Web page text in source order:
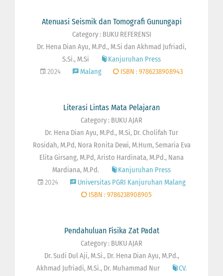
Atenuasi Seismik dan Tomografi Gunungapi
Category : BUKU REFERENSI
Dr. Hena Dian Ayu, M.Pd., M.Si dan Akhmad Jufriadi,
S.Si., M.Si
Kanjuruhan Press
2024
Malang ISBN : 9786238908943
Literasi Lintas Mata Pelajaran
Category : BUKU AJAR
Dr. Hena Dian Ayu, M.Pd., M.Si, Dr. Cholifah Tur
Rosidah, M.Pd, Nora Ronita Dewi, M.Hum, Semaria Eva
Elita Girsang, M.Pd, Aristo Hardinata, M.Pd., Nana
Mardiana, M.Pd.
Kanjuruhan Press
2024
Universitas PGRI Kanjuruhan Malang
ISBN : 9786238908905
Pendahuluan Fisika Zat Padat
Category : BUKU AJAR
Dr. Sudi Dul Aji, M.Si., Dr. Hena Dian Ayu, M.Pd.,
Akhmad Jufriadi, M.Si., Dr. Muhammad Nur
CV.